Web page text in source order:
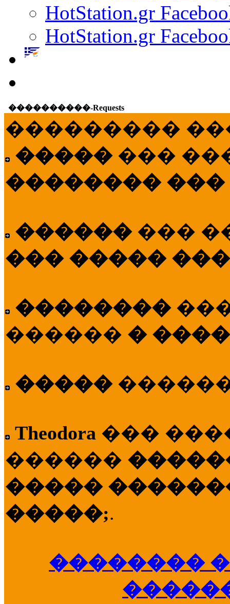
HotStation.gr
HotStation.gr
����������-Requests
���������
����� ���
�������� ���
������ ���
��� �����
��������
������ �
�����
Theodora ���
������
�����
�����;.
��������